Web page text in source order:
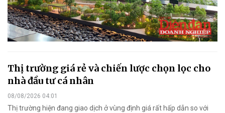
Thị trường giá rẻ và chiến lược chọn lọc cho
nhà đầu tư cá nhân
08/08/2026 04:01
Thị trường hiện đang giao dịch ở vùng định giá rất hấp dẫn so với